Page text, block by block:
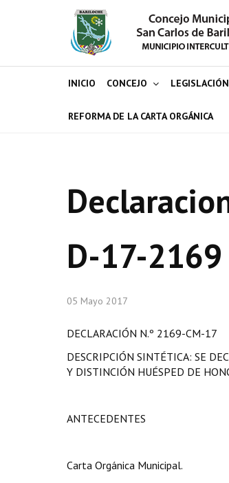
INICIO CONCEJO LEGISLACIÓN
REFORMA DE LA CARTA ORGÁNICA
D-17-2169
05 Mayo 2017
DECLARACIÓN N.º 2169-CM-17
DESCRIPCIÓN SINTÉTICA: SE
Y DISTINCIÓN HUÉSPED DE
ANTECEDENTES
Carta Orgánica Municipal.